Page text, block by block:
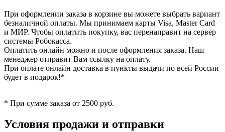
При оформлении заказа в корзине вы можете выбрать вариант
безналичной оплаты. Мы принимаем карты Visa, Master Card
и МИР. Чтобы оплатить покупку, вас перенаправит на сервер
системы Робокасса.
Оплатить онлайн можно и после оформления заказа. Наш
менеджер отправит Вам ссылку на оплату.
При оплате онлайн доставка в пункты выдачи по всей России
будет в подарок!*
* При сумме заказа от 2500 руб.
Условия продажи и отправки